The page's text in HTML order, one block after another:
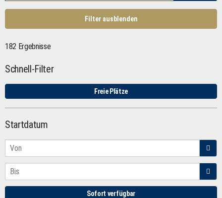
Filter ausblenden
182 Ergebnisse
Schnell-Filter
Freie Plätze
Startdatum
Sofort verfügbar